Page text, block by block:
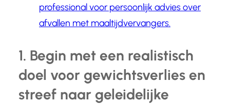
professional voor persoonlijk advies over
afvallen met maaltijdvervangers.
1. Begin met een realistisch
doel voor gewichtsverlies en
streef naar geleidelijke